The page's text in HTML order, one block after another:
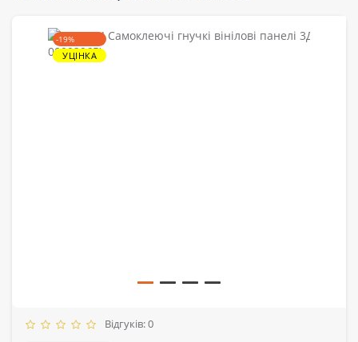
-19%
УЦІНКА
Відгуків: 0